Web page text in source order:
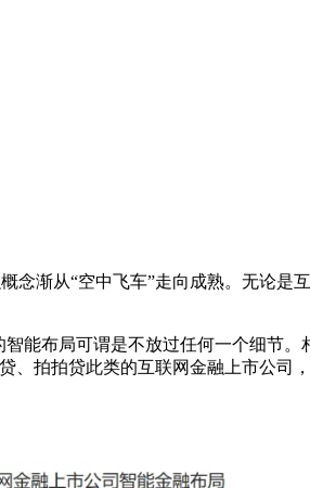
渐从“空中飞车”走向成熟。无论是
布局可谓是不放过任何一个细节。
拍拍贷此类的互联网金融上市公司